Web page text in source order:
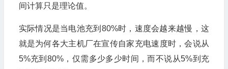
间计算只是理论值。
实际情况是当电池充到80%时，速度会越来越慢，这
就是为何各大主机厂在宣传自家充电速度时，会说从
5%充到80%，仅需多少多少时间，而不说从5%到充